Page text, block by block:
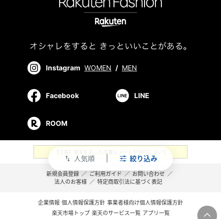
swap_vert 人気順 絞り込み
Instagram WOMEN / MEN
Facebook LINE
ROOM
【注意】楽天を装った不審なメールやSMSについて
新規会員登録 ／ ご利用ガイド ／ お問い合わせ ／
法人のお客様 ／ 特定商取引法に基づく表記
企業情報 個人情報保護方針 事業者様向け個人情報保護方針
楽天市場トップ 楽天のサービス一覧 アプリ一覧